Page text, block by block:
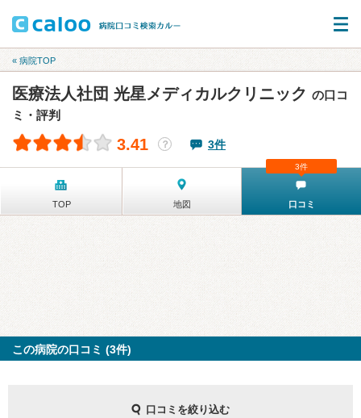
« 病院TOP
医療法人社団 光星メディカルクリニック の口コ
ミ・評判
3.41 ？ 3件
TOP 地図 口コミ
3件
この病院の口コミ (3件)
口コミを絞り込む